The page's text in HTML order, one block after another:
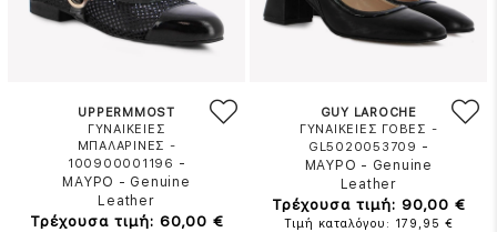
UPPERMMOST
ΓΥΝΑΙΚΕΙΕΣ
ΜΠΑΛΑΡΙΝΕΣ -
100900001196 -
ΜΑΥΡΟ - Genuine
Leather
Τρέχουσα τιμή: 60,00 €
GUY LAROCHE
ΓΥΝΑΙΚΕΙΕΣ ΓΟΒΕΣ -
GL5020053709 -
ΜΑΥΡΟ - Genuine
Leather
Τρέχουσα τιμή: 90,00 €
Τιμή καταλόγου: 179,95 €